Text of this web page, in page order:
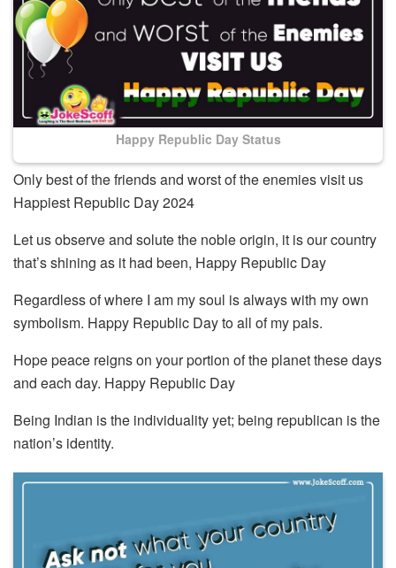
Happy Republic Day Status
Only best of the friends and worst of the enemies visit us
Happiest Republic Day 2024
Let us observe and solute the noble origin, it is our country
that’s shining as it had been, Happy Republic Day
Regardless of where I am my soul is always with my own
symbolism. Happy Republic Day to all of my pals.
Hope peace reigns on your portion of the planet these days
and each day. Happy Republic Day
Being Indian is the individuality yet; being republican is the
nation’s identity.